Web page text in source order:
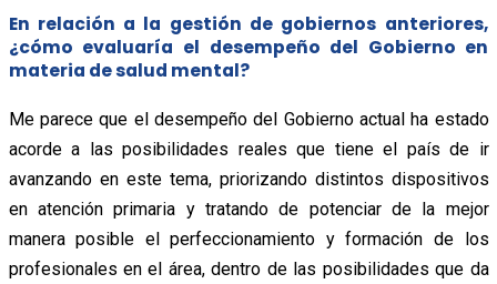
En relación a la gestión de gobiernos anteriores,
¿cómo evaluaría el desempeño del Gobierno en
materia de salud mental?
Me parece que el desempeño del Gobierno actual ha estado
acorde a las posibilidades reales que tiene el país de ir
avanzando en este tema, priorizando distintos dispositivos
en atención primaria y tratando de potenciar de la mejor
manera posible el perfeccionamiento y formación de los
profesionales en el área, dentro de las posibilidades que da